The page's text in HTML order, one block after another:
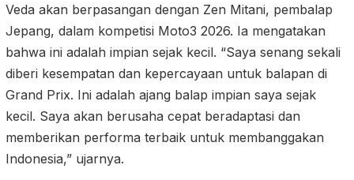
Veda akan berpasangan dengan Zen Mitani, pembalap
Jepang, dalam kompetisi Moto3 2026. Ia mengatakan
bahwa ini adalah impian sejak kecil. “Saya senang sekali
diberi kesempatan dan kepercayaan untuk balapan di
Grand Prix. Ini adalah ajang balap impian saya sejak
kecil. Saya akan berusaha cepat beradaptasi dan
memberikan performa terbaik untuk membanggakan
Indonesia,” ujarnya.